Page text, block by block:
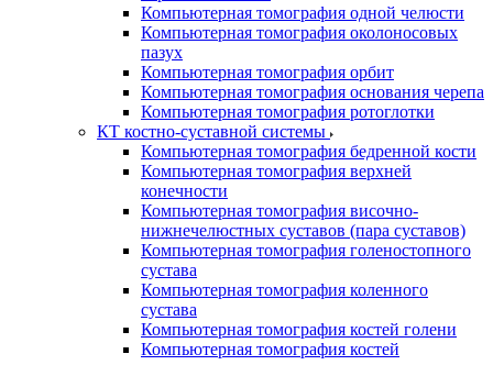
Компьютерная томография одной челюсти
Компьютерная томография околоносовых
пазух
Компьютерная томография орбит
Компьютерная томография основания черепа
Компьютерная томография ротоглотки
КТ костно-суставной системы
Компьютерная томография бедренной кости
Компьютерная томография верхней
конечности
Компьютерная томография височно-
нижнечелюстных суставов (пара суставов)
Компьютерная томография голеностопного
сустава
Компьютерная томография коленного
сустава
Компьютерная томография костей голени
Компьютерная томография костей